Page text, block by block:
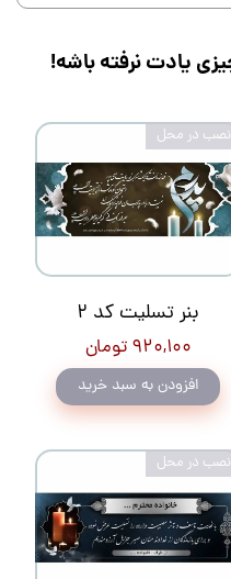
بنر تسلیت کد 2
۹۲۰,۱۰۰ تومان
افزودن به سبد خرید
نصب در محل
نصب در محل
یادت نرفته باشه!